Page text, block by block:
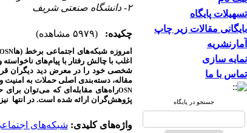
تسهیلات پایگاه
بایگانی مقالات زیر چاپ
آمارنشریه
نمایه سازی
تماس با ما
جستجو در پایگاه
۲- دانشگاه صنعتی شریف
چکیده: (۵۹۷۹ مشاهده)
امروزه شبکه‌های اجتماعی برخط (ها
اغلب با چالش رفتار با پیام‌های
شخصی خود را در معرض دید دیگران
مقاله، دسته‌بندی اصلی حملات به
راه‌های مقابله‌ای که می‌توان برایOSN
پژوهش‌گران ارائه شده است. در انتها
واژه‌های کلیدی: شبکه‌های